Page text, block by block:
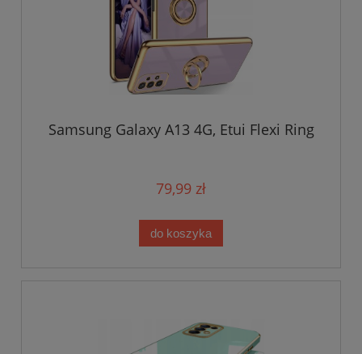
Samsung Galaxy A13 4G, Etui Flexi Ring
79,99 zł
do koszyka